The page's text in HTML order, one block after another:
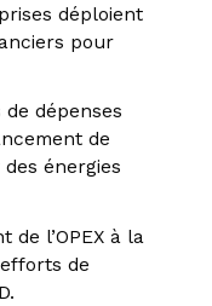
déploient
pour
de dépenses
de
énergies
de l’OPEX à la
de